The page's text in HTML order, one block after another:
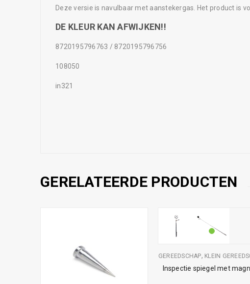
Deze versie is navulbaar met aanstekergas. Het product is
DE KLEUR KAN AFWIJKEN!!
8720195796763 / 8720195796756
108050
in321
GERELATEERDE PRODUCTEN
GEREEDSCHAP, KLEIN
Inspectie spiegel met